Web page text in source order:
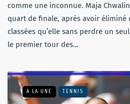
comme une inconnue. Maja
quart de finale, après avoir éliminé
classées qu’elle sans perdre un
le premier tour des…
A LA UNE TENNIS